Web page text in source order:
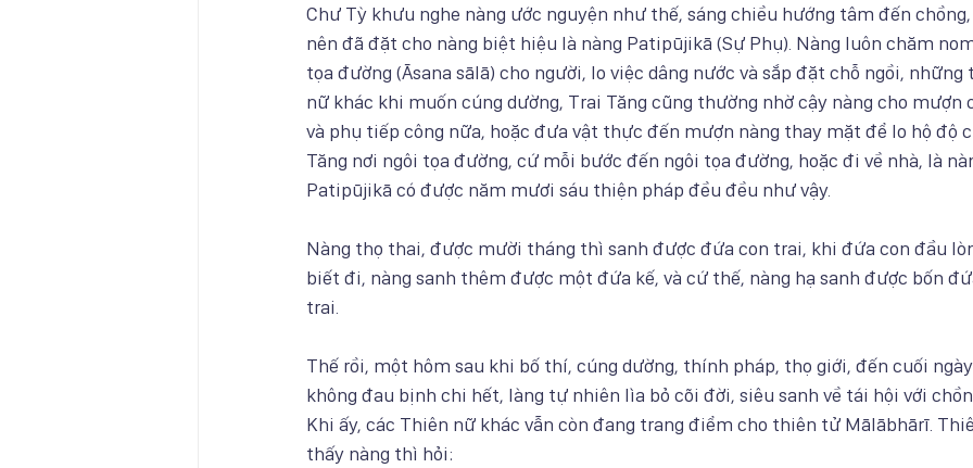
Chư Tỳ khưu nghe nàng ước nguyện như thế, sáng chiều hướng tâm đến chồng,
nên đã đặt cho nàng biệt hiệu là nàng Patipūjikā (Sự Phụ). Nàng luôn chăm
tọa đường (Āsana sālā) cho người, lo việc dâng nước và sắp đặt chỗ ngồi, những
nữ khác khi muốn cúng dường, Trai Tăng cũng thường nhờ cậy nàng cho mượn
và phụ tiếp công nữa, hoặc đưa vật thực đến mượn nàng thay mặt để lo hộ độ
Tăng nơi ngôi tọa đường, cứ mỗi bước đến ngôi tọa đường, hoặc đi về nhà, là
Patipūjikā có được năm mươi sáu thiện pháp đều đều như vậy.
Nàng thọ thai, được mười tháng thì sanh được đứa con trai, khi đứa con đầu
biết đi, nàng sanh thêm được một đứa kế, và cứ thế, nàng hạ sanh được bốn
trai.
Thế rồi, một hôm sau khi bố thí, cúng dường, thính pháp, thọ giới, đến cuối ngày
không đau bịnh chi hết, làng tự nhiên lìa bỏ cõi đời, siêu sanh về tái hội với
Khi ấy, các Thiên nữ khác vẫn còn đang trang điểm cho thiên tử Mālābhārī.
thấy nàng thì hỏi: